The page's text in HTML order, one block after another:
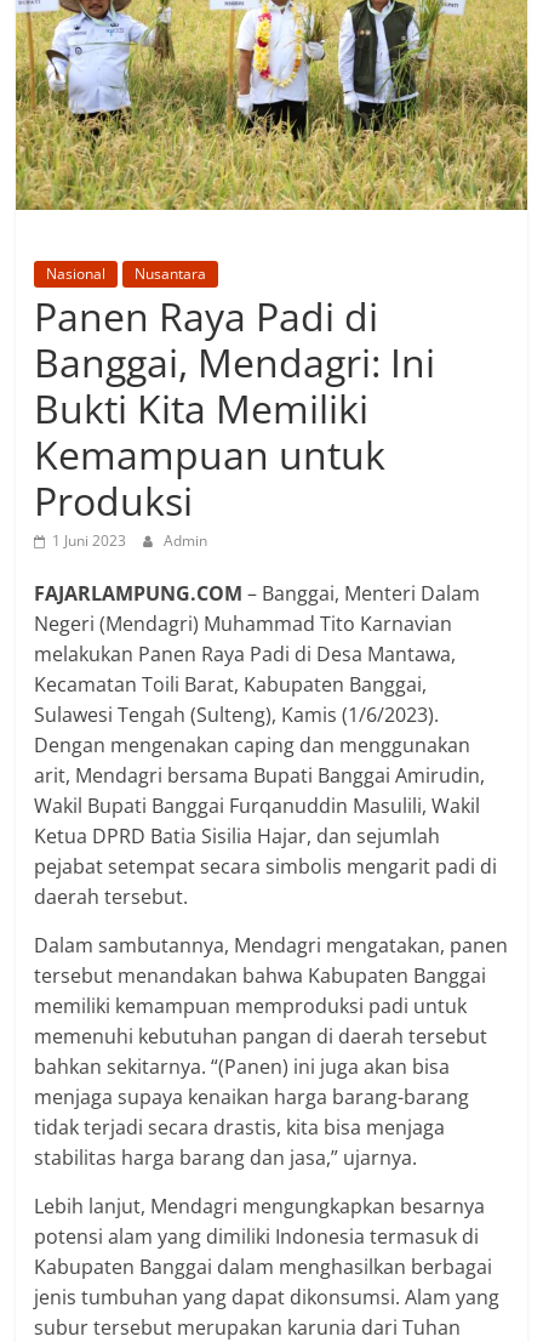
Nasional Nusantara
Panen Raya Padi di
Banggai, Mendagri: Ini
Bukti Kita Memiliki
Kemampuan untuk
Produksi
1 Juni 2023 Admin
FAJARLAMPUNG.COM – Banggai, Menteri Dalam
Negeri (Mendagri) Muhammad Tito Karnavian
melakukan Panen Raya Padi di Desa Mantawa,
Kecamatan Toili Barat, Kabupaten Banggai,
Sulawesi Tengah (Sulteng), Kamis (1/6/2023).
Dengan mengenakan caping dan menggunakan
arit, Mendagri bersama Bupati Banggai Amirudin,
Wakil Bupati Banggai Furqanuddin Masulili, Wakil
Ketua DPRD Batia Sisilia Hajar, dan sejumlah
pejabat setempat secara simbolis mengarit padi di
daerah tersebut.
Dalam sambutannya, Mendagri mengatakan, panen
tersebut menandakan bahwa Kabupaten Banggai
memiliki kemampuan memproduksi padi untuk
memenuhi kebutuhan pangan di daerah tersebut
bahkan sekitarnya. “(Panen) ini juga akan bisa
menjaga supaya kenaikan harga barang-barang
tidak terjadi secara drastis, kita bisa menjaga
stabilitas harga barang dan jasa,” ujarnya.
Lebih lanjut, Mendagri mengungkapkan besarnya
potensi alam yang dimiliki Indonesia termasuk di
Kabupaten Banggai dalam menghasilkan berbagai
jenis tumbuhan yang dapat dikonsumsi. Alam yang
subur tersebut merupakan karunia dari Tuhan